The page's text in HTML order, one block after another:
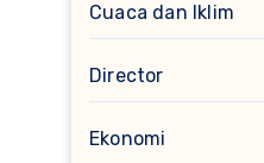
Cuaca dan Iklim
Director
Ekonomi